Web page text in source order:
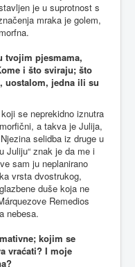
je u suprotnost s
mraka je golem,
tvojim pjesmama,
i što sviraju; što
uostalom, jedna ili su
se neprekidno iznutra
a takva je Julija,
selidba iz druge u
Juliju“ znak je da me i
sam ju neplanirano
vrsta dvostrukog,
duše koja ne
Remedios
nebesa.
kojim se
vraćati? I moje